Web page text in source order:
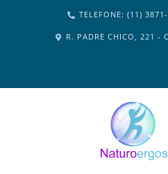
TELEFONE: (11)
R. PADRE CHICO, 221 -